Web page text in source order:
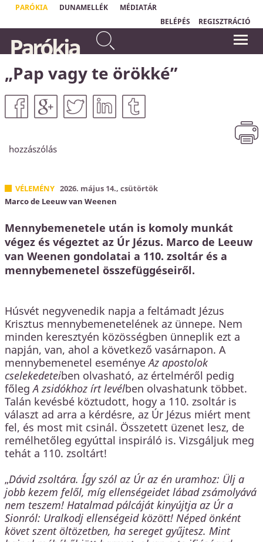
PARÓKIA DUNAMELLÉK
MÉDIATÁR
BELÉPÉS
REGISZTRÁCIÓ
gonoszságaikkal szemben, és
bűneikről nem emlékezem meg
Zsidók 8,12
most már megbeszélhetjük, hogy mik a
bűneim."
Horváth Levente
Parókia
„Pap vagy te örökké”
hozzászólás
VÉLEMÉNY 2026. május 14., csütörtök
Marco de Leeuw van Weenen
Mennybemenetele után is komoly munkát
végez és végeztet az Úr Jézus. Marco de Leeuw
van Weenen gondolatai a 110. zsoltár és a
mennybemenetel összefüggéseiről.
Húsvét negyvenedik napja a feltámadt Jézus
Krisztus mennybemenetelének az ünnepe. Nem
minden keresztyén közösségben ünneplik ezt a
napján, van, ahol a következő vasárnapon. A
mennybemenetel eseményeAz apostolok
cselekedeteiben olvasható, az értelméről pedig
főlegA zsidókhoz írt levélben olvashatunk többet.
Talán kevésbé köztudott, hogy a 110. zsoltár is
választ ad arra a kérdésre, az Úr Jézus miért ment
fel, és most mit csinál. Összetett üzenet lesz, de
remélhetőleg egyúttal inspiráló is. Vizsgáljuk meg
tehát a 110. zsoltárt!
„Dávid zsoltára. Így szól az Úr az én uramhoz: Ülj a
jobb kezem felől, míg ellenségeidet lábad zsámolyává
nem teszem! Hatalmad pálcáját kinyújtja az Úr a
Sionról: Uralkodj ellenségeid között! Néped önként
követ szent öltözetben, ha sereget gyűjtesz. Mint